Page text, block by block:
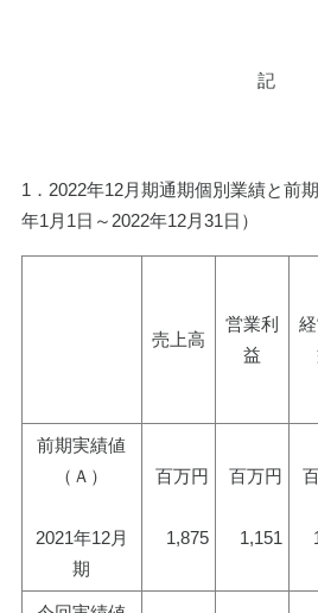
記
1．2022年12月期通期個別業績と前
年1月1日～2022年12月31日）
売上高
営業利
益
前期実績値
（Ａ）
2021年12月
期
百万円
1,875
百万円
1,151